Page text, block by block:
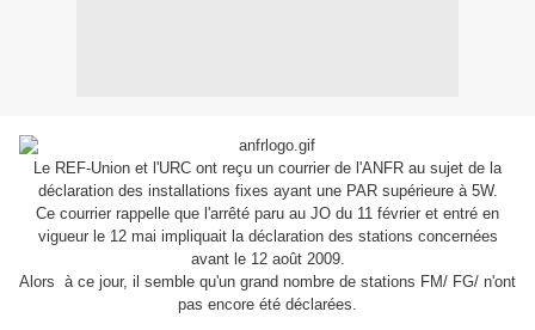
Le REF-Union et l'URC ont reçu un courrier de l'ANFR au sujet de la
déclaration des installations fixes ayant une PAR supérieure à 5W.
Ce courrier rappelle que l'arrêté paru au JO du 11 février et entré en
vigueur le 12 mai impliquait la déclaration des stations concernées
avant le 12 août 2009.
Alors à ce jour, il semble qu'un grand nombre de stations FM/ FG/ n'ont
pas encore été déclarées.